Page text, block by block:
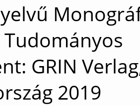
Tudományos
GRIN
2019